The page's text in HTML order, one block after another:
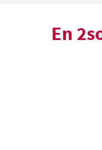
En